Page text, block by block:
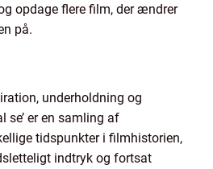
opdage flere film, der ændrer
på.
underholdning og
se’ er en samling af
tidspunkter i filmhistorien,
indtryk og fortsat